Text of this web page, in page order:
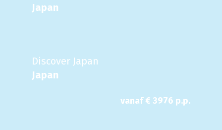
Japan
Discover Japan
Japan
vanaf € 3976 p.p.